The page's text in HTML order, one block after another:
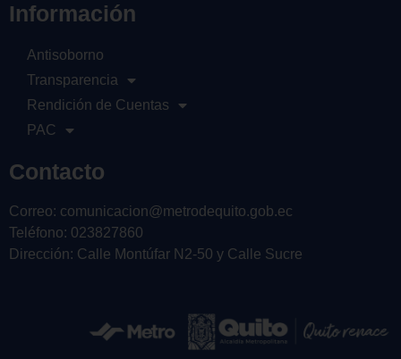
Información
Antisoborno
Transparencia
Rendición de Cuentas
PAC
Contacto
Correo: comunicacion@metrodequito.gob.ec
Teléfono: 023827860
Dirección: Calle Montúfar N2-50 y Calle Sucre